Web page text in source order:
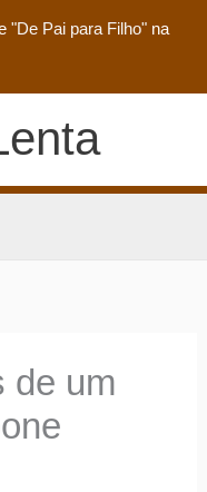
"De Pai para Filho" na
de um